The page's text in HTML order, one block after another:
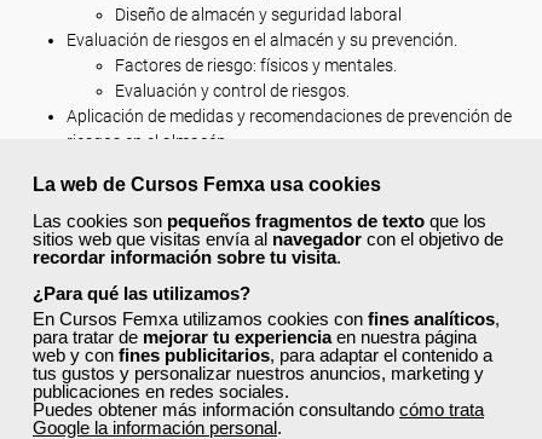
La web de Cursos Femxa usa cookies
Las cookies son pequeños fragmentos de texto que los
sitios web que visitas envía al navegador con el objetivo de
recordar información sobre tu visita.
¿Para qué las utilizamos?
En Cursos Femxa utilizamos cookies con fines analíticos,
para tratar de mejorar tu experienciaen nuestra página
web y con fines publicitarios, para adaptar el contenido a
tus gustos y personalizar nuestros anuncios, marketing y
publicaciones en redes sociales.
Puedes obtener más información consultando cómo trata
Google la información personal.
Diseño de almacén y seguridad laboral
Evaluación de riesgos en el almacén y su prevención.
Factores de riesgo: físicos y mentales.
Evaluación y control de riesgos.
Aplicación de medidas y recomendaciones de prevención de
riesgos en el almacén.
Ergonomía y psicología aplicada al almacén.
La seguridad y la motivación en el trabajo.
Buenas prácticas en el manejo de materiales y
elementos e manipulación.
Productos APQ y residuos tóxicos y peligrosos.
Actuaciones en caso de accidente laboral y
emergencias en el almacén.